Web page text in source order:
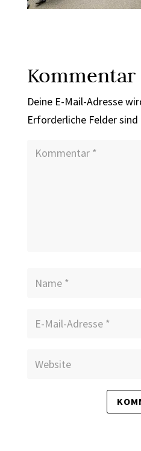
Kommentar
Deine E-Mail-Adresse
Erforderliche Felder